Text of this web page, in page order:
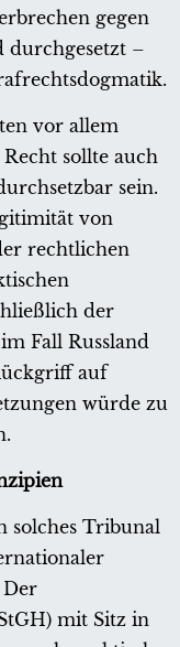
gegen
durchgesetzt –
vor allem
sollte auch
sein.
von
rechtlichen
der
Fall Russland
auf
würde zu
solches Tribunal
Der
mit Sitz in